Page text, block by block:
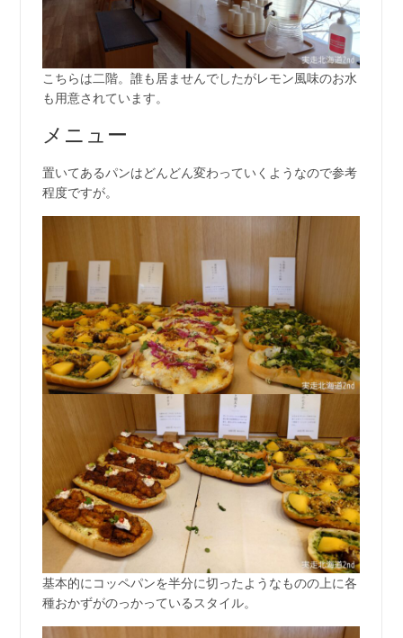
こちらは二階。誰も居ませんでしたがレモン風味のお水
も用意されています。
メニュー
置いてあるパンはどんどん変わっていくようなので参考
程度ですが。
基本的にコッペパンを半分に切ったようなものの上に各
種おかずがのっかっているスタイル。